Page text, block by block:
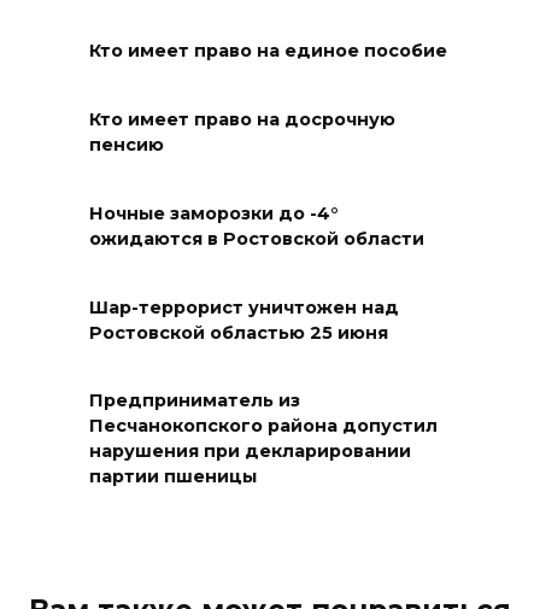
Новороссийске
В Ростовской области
техногенных пожаров и 30
возгораний растительности
предупреждение из-за
высокого риска пожаров
08 августа 2026 09:32
Кто имеет право на единое пособие
Кто имеет право на досрочную
пенсию
Ночные заморозки до -4°
ожидаются в Ростовской области
Шар-террорист уничтожен над
Ростовской областью 25 июня
Предприниматель из
Песчанокопского района допустил
нарушения при декларировании
партии пшеницы